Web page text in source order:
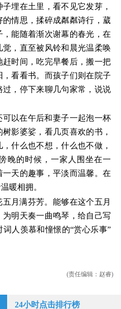
埋在土里，看不见它发芽，
情思，揉碎成粼粼诗行，葳
能随着渐次谢幕的春光，在
，直至被风铃和晨光温柔唤
时间，吃完早餐后，搬一把
看看书。而孩子们则在院子
，停下来聊几句家常，说说
以在午后和妻子一起泡一杯
影婆娑，看几页喜欢的书，
什么也不想，什么也不做，
晚的时候，一家人围坐在一
天的趣事，平淡而温馨。在
暖相拥。
月满芬芳。能够在这个五月
明天奏一曲鸣琴，给自己写
人羡慕和憧憬的“赏心乐事”
(责任编辑：赵睿)
24小时点击排行榜